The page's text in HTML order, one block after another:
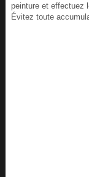
peinture et effectuez
Évitez toute